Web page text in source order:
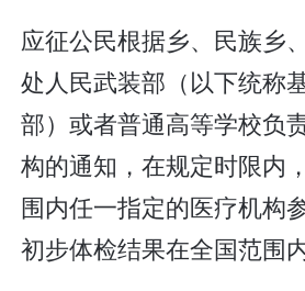
应征公民根据乡、民族乡
处人民武装部（以下统称
部）或者普通高等学校负
构的通知，在规定时限内
围内任一指定的医疗机构
初步体检结果在全国范围内